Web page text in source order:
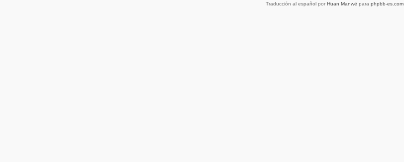
Traducción al español por Huan Manwë para phpbb-es.com